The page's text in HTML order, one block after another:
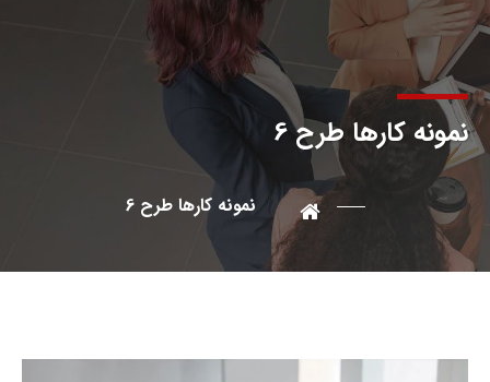
نمونه کارها طرح 6
نمونه کارها طرح 6